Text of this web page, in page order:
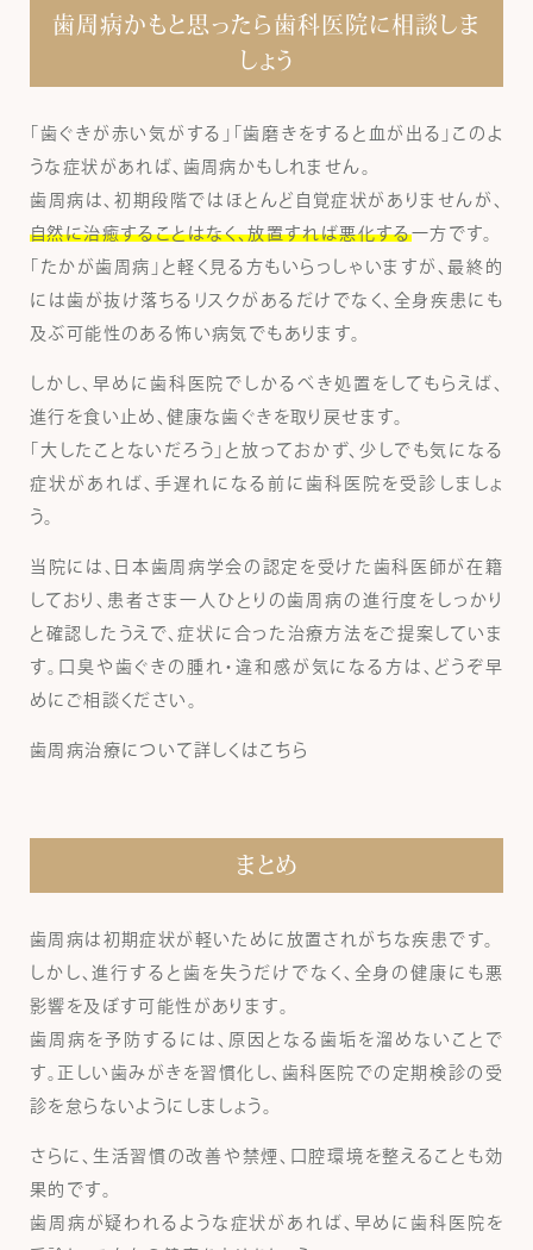
歯周病かもと思ったら歯科医院に相談しま
しょう
「歯ぐきが赤い気がする」「歯磨きをすると血が出る」このよ
うな症状があれば、歯周病かもしれません。
歯周病は、初期段階ではほとんど自覚症状がありませんが、
自然に治癒することはなく、放置すれば悪化する一方です。
「たかが歯周病」と軽く見る方もいらっしゃいますが、最終的
には歯が抜け落ちるリスクがあるだけでなく、全身疾患にも
及ぶ可能性のある怖い病気でもあります。
しかし、早めに歯科医院でしかるべき処置をしてもらえば、
進行を食い止め、健康な歯ぐきを取り戻せます。
「大したことないだろう」と放っておかず、少しでも気になる
症状があれば、手遅れになる前に歯科医院を受診しましょ
う。
当院には、日本歯周病学会の認定を受けた歯科医師が在籍
しており、患者さま一人ひとりの歯周病の進行度をしっかり
と確認したうえで、症状に合った治療方法をご提案していま
す。口臭や歯ぐきの腫れ・違和感が気になる方は、どうぞ早
めにご相談ください。
歯周病治療について詳しくはこちら
まとめ
歯周病は初期症状が軽いために放置されがちな疾患です。
しかし、進行すると歯を失うだけでなく、全身の健康にも悪
影響を及ぼす可能性があります。
歯周病を予防するには、原因となる歯垢を溜めないことで
す。正しい歯みがきを習慣化し、歯科医院での定期検診の受
診を怠らないようにしましょう。
さらに、生活習慣の改善や禁煙、口腔環境を整えることも効
果的です。
歯周病が疑われるような症状があれば、早めに歯科医院を